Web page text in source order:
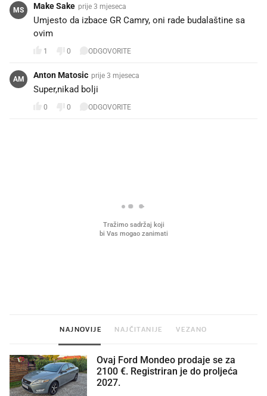
MS Make Sake prije 3 mjeseca
Umjesto da izbace GR Camry, oni rade budalaštine sa
ovim
1 0 ODGOVORITE
AM Anton Matosic prije 3 mjeseca
Super,nikad bolji
0 0 ODGOVORITE
NAJNOVIJE NAJČITANIJE VEZANO
Ovaj Ford Mondeo prodaje se za
2100 €. Registriran je do proljeća
2027.